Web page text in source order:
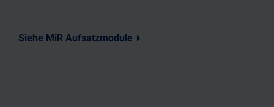
Siehe MiR Aufsatzmodule